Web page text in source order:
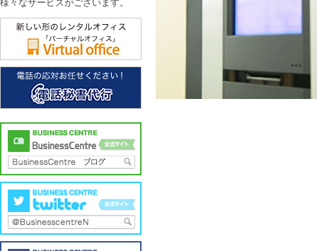
様々なサービスがございます。